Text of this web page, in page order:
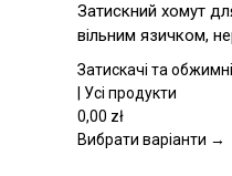
має
кілька
вибрати
Затискний хомут
вільним язичком,
Затискачі та
| Усі продукти
0,00 zł
Вибрати варіанти →